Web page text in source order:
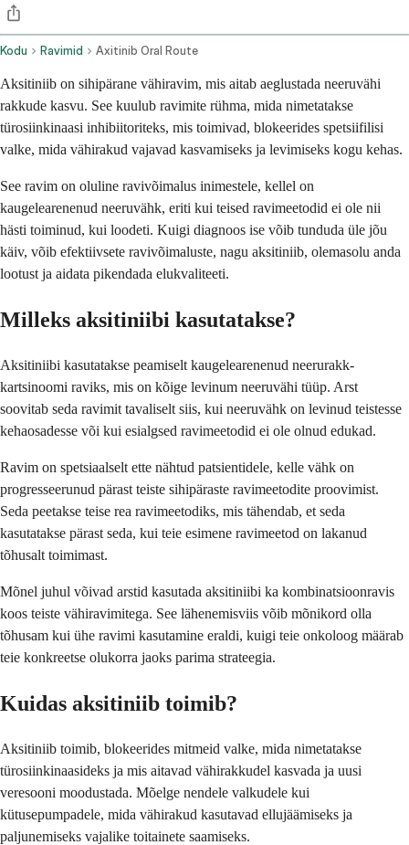
Kodu Ravimid Axitinib Oral Route
Aksitiniib on sihipärane vähiravim, mis aitab aeglustada neeruvähi
rakkude kasvu. See kuulub ravimite rühma, mida nimetatakse
türosiinkinaasi inhibiitoriteks, mis toimivad, blokeerides spetsiifilisi
valke, mida vähirakud vajavad kasvamiseks ja levimiseks kogu kehas.
See ravim on oluline ravivõimalus inimestele, kellel on
kaugelearenenud neeruvähk, eriti kui teised ravimeetodid ei ole nii
hästi toiminud, kui loodeti. Kuigi diagnoos ise võib tunduda üle jõu
käiv, võib efektiivsete ravivõimaluste, nagu aksitiniib, olemasolu anda
lootust ja aidata pikendada elukvaliteeti.
Milleks aksitiniibi kasutatakse?
Aksitiniibi kasutatakse peamiselt kaugelearenenud neerurakk-
kartsinoomi raviks, mis on kõige levinum neeruvähi tüüp. Arst
soovitab seda ravimit tavaliselt siis, kui neeruvähk on levinud teistesse
kehaosadesse või kui esialgsed ravimeetodid ei ole olnud edukad.
Ravim on spetsiaalselt ette nähtud patsientidele, kelle vähk on
progresseerunud pärast teiste sihipäraste ravimeetodite proovimist.
Seda peetakse teise rea ravimeetodiks, mis tähendab, et seda
kasutatakse pärast seda, kui teie esimene ravimeetod on lakanud
tõhusalt toimimast.
Mõnel juhul võivad arstid kasutada aksitiniibi ka kombinatsioonravis
koos teiste vähiravimitega. See lähenemisviis võib mõnikord olla
tõhusam kui ühe ravimi kasutamine eraldi, kuigi teie onkoloog määrab
teie konkreetse olukorra jaoks parima strateegia.
Kuidas aksitiniib toimib?
Aksitiniib toimib, blokeerides mitmeid valke, mida nimetatakse
türosiinkinaasideks ja mis aitavad vähirakkudel kasvada ja uusi
veresooni moodustada. Mõelge nendele valkudele kui
kütusepumpadele, mida vähirakud kasutavad ellujäämiseks ja
paljunemiseks vajalike toitainete saamiseks.